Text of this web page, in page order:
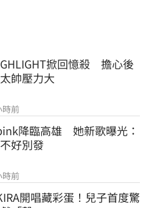
掀回憶殺　擔心後
帥壓力大
前
降臨高雄　她新歌曝光：
好別發
前
開唱藏彩蛋！兒子首度驚